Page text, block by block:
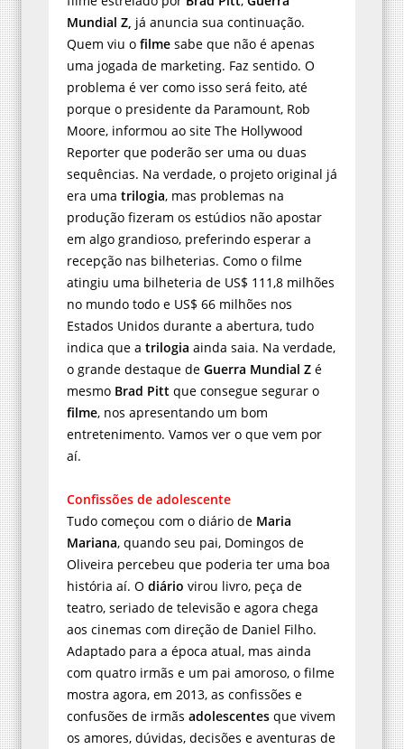
Mundial Z, já anuncia sua continuação.
Quem viu o filme sabe que não é apenas
uma jogada de marketing. Faz sentido. O
problema é ver como isso será feito, até
porque o presidente da Paramount, Rob
Moore, informou ao site The Hollywood
Reporter que poderão ser uma ou duas
sequências. Na verdade, o projeto original já
era uma trilogia, mas problemas na
produção fizeram os estúdios não apostar
em algo grandioso, preferindo esperar a
recepção nas bilheterias. Como o filme
atingiu uma bilheteria de US$ 111,8 milhões
no mundo todo e US$ 66 milhões nos
Estados Unidos durante a abertura, tudo
indica que a trilogia ainda saia. Na verdade,
o grande destaque de Guerra Mundial Z é
mesmo Brad Pitt que consegue segurar o
filme, nos apresentando um bom
entretenimento. Vamos ver o que vem por
aí.
Confissões de adolescente
Tudo começou com o diário de Maria
Mariana, quando seu pai, Domingos de
Oliveira percebeu que poderia ter uma boa
história aí. O diário virou livro, peça de
teatro, seriado de televisão e agora chega
aos cinemas com direção de Daniel Filho.
Adaptado para a época atual, mas ainda
com quatro irmãs e um pai amoroso, o filme
mostra agora, em 2013, as confissões e
confusões de irmãs adolescentes que vivem
os amores, dúvidas, decisões e aventuras de